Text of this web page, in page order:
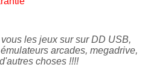
les jeux sur sur DD USB,
arcades, megadrive,
choses !!!!